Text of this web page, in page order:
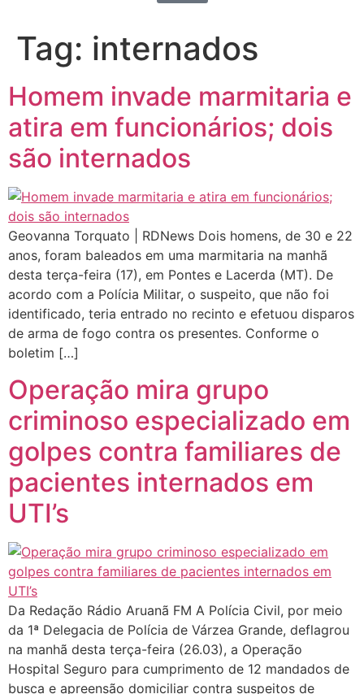
Tag: internados
Homem invade marmitaria e
atira em funcionários; dois
são internados
Geovanna Torquato | RDNews Dois homens, de 30 e 22
anos, foram baleados em uma marmitaria na manhã
desta terça-feira (17), em Pontes e Lacerda (MT). De
acordo com a Polícia Militar, o suspeito, que não foi
identificado, teria entrado no recinto e efetuou disparos
de arma de fogo contra os presentes. Conforme o
boletim […]
Operação mira grupo
criminoso especializado em
golpes contra familiares de
pacientes internados em
UTI’s
Da Redação Rádio Aruanã FM A Polícia Civil, por meio
da 1ª Delegacia de Polícia de Várzea Grande, deflagrou
na manhã desta terça-feira (26.03), a Operação
Hospital Seguro para cumprimento de 12 mandados de
busca e apreensão domiciliar contra suspeitos de